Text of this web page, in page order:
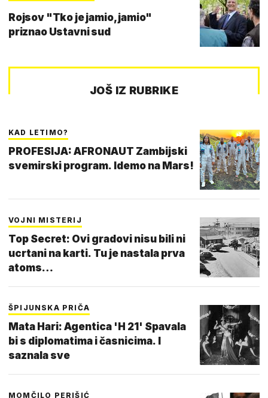
Rojsov "Tko je jamio, jamio"
priznao Ustavni sud
JOŠ IZ RUBRIKE
KAD LETIMO?
PROFESIJA: AFRONAUT Zambijski
svemirski program. Idemo na Mars!
VOJNI MISTERIJ
Top Secret: Ovi gradovi nisu bili ni
ucrtani na karti. Tu je nastala prva
atoms…
ŠPIJUNSKA PRIČA
Mata Hari: Agentica 'H 21' Spavala
bi s diplomatima i časnicima. I
saznala sve
MOMČILO PERIŠIĆ